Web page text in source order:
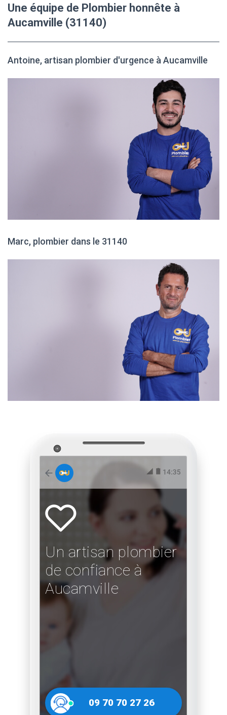
Une équipe de Plombier honnête à
Aucamville (31140)
Antoine, artisan plombier d'urgence à Aucamville
Marc, plombier dans le 31140
Un artisan plombier
de confiance à
Aucamville
09 70 70 27 26